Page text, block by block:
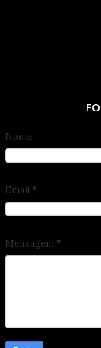
Nome
Email *
Mensagem *